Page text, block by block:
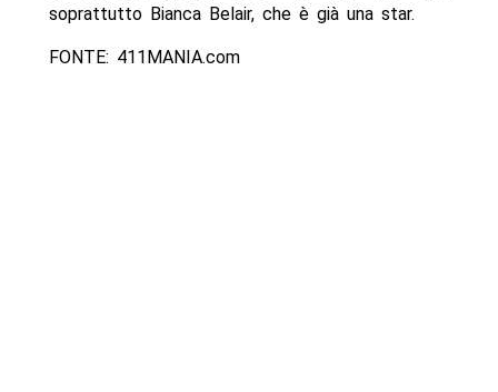
soprattutto Bianca Belair, che è già una star.
FONTE: 411MANIA.com